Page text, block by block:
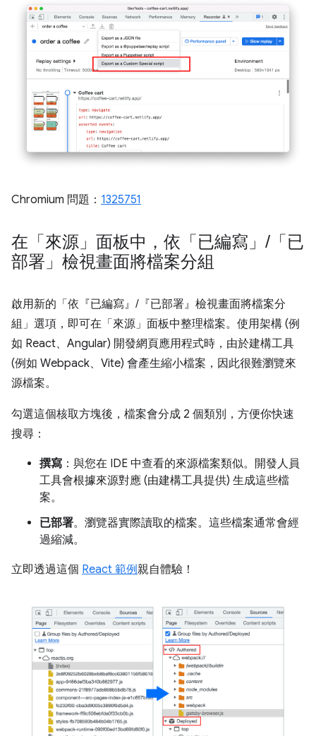
Chromium 問題： 1325751
在「來源」面板中，依「已編寫」 / 「已
部署」檢視畫面將檔案分組
啟用新的「依『已編寫』/『已部署』檢視畫面將檔案分
組」 選項，即可在「來源」面板中整理檔案。使用架構 (例
如 React、Angular) 開發網頁應用程式時，由於建構工具
(例如 Webpack、Vite) 會產生縮小檔案，因此很難瀏覽來
源檔案。
勾選這個核取方塊後，檔案會分成 2 個類別，方便你快速
搜尋：
撰寫 ：與您在 IDE 中查看的來源檔案類似。開發人員
工具會根據來源對應 (由建構工具提供) 生成這些檔
案。
已部署。瀏覽器實際讀取的檔案。這些檔案通常會經
過縮減。
立即透過這個 React 範例親自體驗！